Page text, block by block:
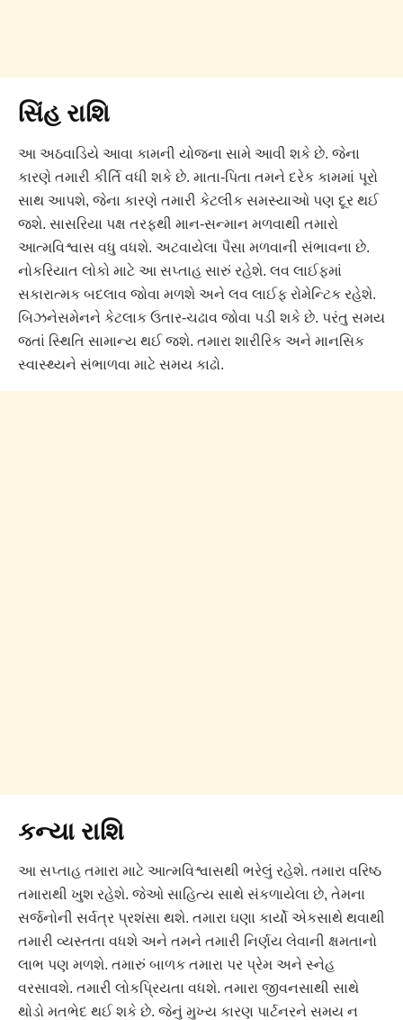
સિંહ રાશિ
આ અઠવાડિયે આવા કામની યોજના સામે આવી શકે છે. જેના
કારણે તમારી કીર્તિ વધી શકે છે. માતા-પિતા તમને દરેક કામમાં પૂરો
સાથ આપશે, જેના કારણે તમારી કેટલીક સમસ્યાઓ પણ દૂર થઈ
જશે. સાસરિયા પક્ષ તરફથી માન-સન્માન મળવાથી તમારો
આત્મવિશ્વાસ વધુ વધશે. અટવાયેલા પૈસા મળવાની સંભાવના છે.
નોકરિયાત લોકો માટે આ સપ્તાહ સારું રહેશે. લવ લાઈફમાં
સકારાત્મક બદલાવ જોવા મળશે અને લવ લાઈફ રોમેન્ટિક રહેશે.
બિઝનેસમેનને કેટલાક ઉતાર-ચઢાવ જોવા પડી શકે છે. પરંતુ સમય
જતાં સ્થિતિ સામાન્ય થઈ જશે. તમારા શારીરિક અને માનસિક
સ્વાસ્થ્યને સંભાળવા માટે સમય કાઢો.
કન્યા રાશિ
આ સપ્તાહ તમારા માટે આત્મવિશ્વાસથી ભરેલું રહેશે. તમારા વરિષ્ઠ
તમારાથી ખુશ રહેશે. જેઓ સાહિત્ય સાથે સંકળાયેલા છે, તેમના
સર્જનોની સર્વત્ર પ્રશંસા થશે. તમારા ઘણા કાર્યો એકસાથે થવાથી
તમારી વ્યસ્તતા વધશે અને તમને તમારી નિર્ણય લેવાની ક્ષમતાનો
લાભ પણ મળશે. તમારું બાળક તમારા પર પ્રેમ અને સ્નેહ
વરસાવશે. તમારી લોકપ્રિયતા વધશે. તમારા જીવનસાથી સાથે
થોડો મતભેદ થઈ શકે છે. જેનું મુખ્ય કારણ પાર્ટનરને સમય ન